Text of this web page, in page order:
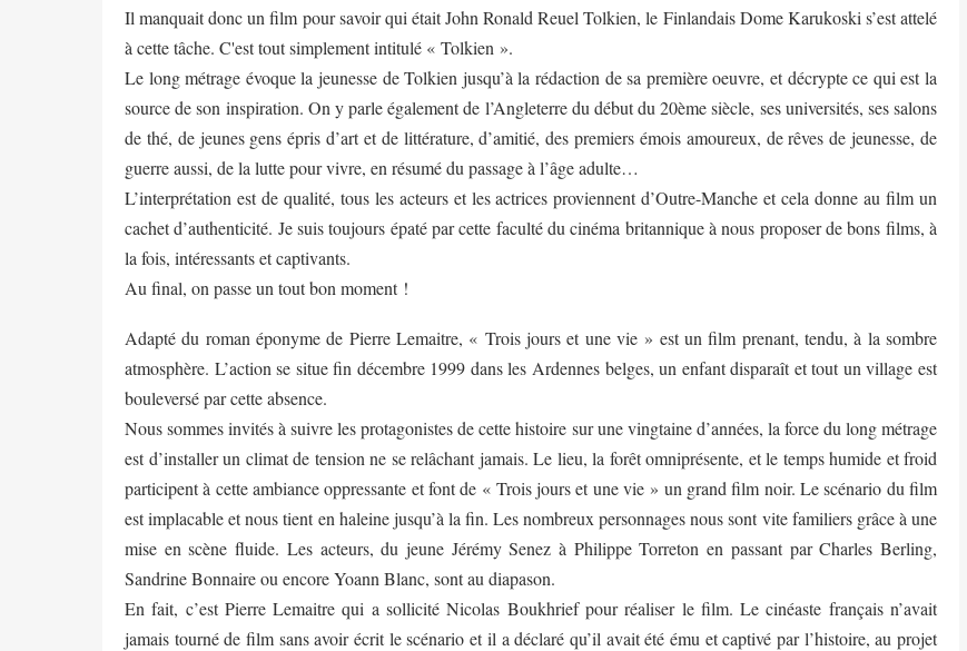
Il manquait donc un film pour savoir qui était John Ronald Reuel Tolkien, le Finlandais Dome Karukoski s’est attelé
à cette tâche. C'est tout simplement intitulé « Tolkien ».
Le long métrage évoque la jeunesse de Tolkien jusqu’à la rédaction de sa première oeuvre, et décrypte ce qui est la
source de son inspiration. On y parle également de l’Angleterre du début du 20ème siècle, ses universités, ses salons
de thé, de jeunes gens épris d’art et de littérature, d’amitié, des premiers émois amoureux, de rêves de jeunesse, de
guerre aussi, de la lutte pour vivre, en résumé du passage à l’âge adulte…
L’interprétation est de qualité, tous les acteurs et les actrices proviennent d’Outre-Manche et cela donne au film un
cachet d’authenticité. Je suis toujours épaté par cette faculté du cinéma britannique à nous proposer de bons films, à
la fois, intéressants et captivants.
Au final, on passe un tout bon moment !
Adapté du roman éponyme de Pierre Lemaitre, « Trois jours et une vie » est un film prenant, tendu, à la sombre
atmosphère. L’action se situe fin décembre 1999 dans les Ardennes belges, un enfant disparaît et tout un village est
bouleversé par cette absence.
Nous sommes invités à suivre les protagonistes de cette histoire sur une vingtaine d’années, la force du long métrage
est d’installer un climat de tension ne se relâchant jamais. Le lieu, la forêt omniprésente, et le temps humide et froid
participent à cette ambiance oppressante et font de « Trois jours et une vie » un grand film noir. Le scénario du film
est implacable et nous tient en haleine jusqu’à la fin. Les nombreux personnages nous sont vite familiers grâce à une
mise en scène fluide. Les acteurs, du jeune Jérémy Senez à Philippe Torreton en passant par Charles Berling,
Sandrine Bonnaire ou encore Yoann Blanc, sont au diapason.
En fait, c’est Pierre Lemaitre qui a sollicité Nicolas Boukhrief pour réaliser le film. Le cinéaste français n’avait
jamais tourné de film sans avoir écrit le scénario et il a déclaré qu’il avait été ému et captivé par l’histoire, au projet